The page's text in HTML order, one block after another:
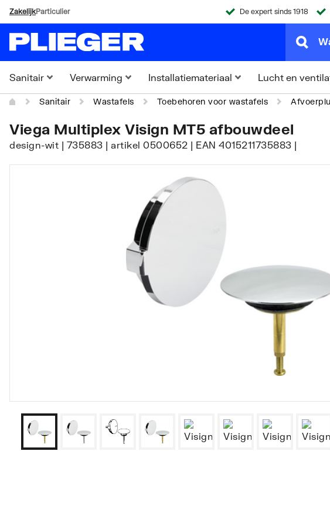
ZakelijkParticulier De expert sinds 1918
Sanitair Verwarming Installatiemateriaal Lucht en
Sanitair Wastafels Toebehoren voor wastafels
Viega Multiplex Visign MT5 afbouwdeel
design-wit | 735883 | artikel 0500652 | EAN 4015211735883 |